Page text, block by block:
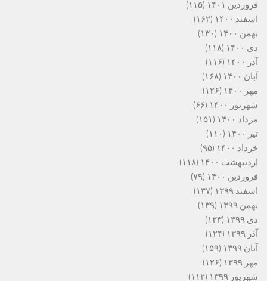
فروردین ۱۴۰۱
(۱۱۵)
اسفند ۱۴۰۰
(۱۶۲)
بهمن ۱۴۰۰
(۱۳۰)
دی ۱۴۰۰
(۱۱۸)
آذر ۱۴۰۰
(۱۱۶)
آبان ۱۴۰۰
(۱۶۸)
مهر ۱۴۰۰
(۱۲۶)
شهریور ۱۴۰۰
(۶۶)
مرداد ۱۴۰۰
(۱۵۱)
تیر ۱۴۰۰
(۱۱۰)
خرداد ۱۴۰۰
(۹۵)
اردیبهشت ۱۴۰۰
(۱۱۸)
فروردین ۱۴۰۰
(۷۹)
اسفند ۱۳۹۹
(۱۳۷)
بهمن ۱۳۹۹
(۱۳۹)
دی ۱۳۹۹
(۱۳۳)
آذر ۱۳۹۹
(۱۲۴)
آبان ۱۳۹۹
(۱۵۹)
مهر ۱۳۹۹
(۱۲۶)
شهریور ۱۳۹۹
(۱۱۲)